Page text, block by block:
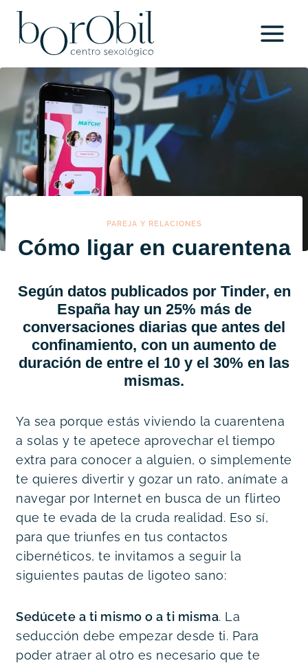
Saltar
contenido
PAREJA Y RELACIONES
Cómo ligar en cuarentena
Según datos publicados por Tinder, en
España hay un 25% más de
conversaciones diarias que antes del
confinamiento, con un aumento de
duración de entre el 10 y el 30% en las
mismas.
Ya sea porque estás viviendo la cuarentena
a solas y te apetece aprovechar el tiempo
extra para conocer a alguien, o simplemente
te quieres divertir y gozar un rato, anímate a
navegar por Internet en busca de un flirteo
que te evada de la cruda realidad. Eso sí,
para que triunfes en tus contactos
cibernéticos, te invitamos a seguir la
siguientes pautas de ligoteo sano:
Sedúcete a ti mismo o a ti misma. La
seducción debe empezar desde ti. Para
poder atraer al otro es necesario que te